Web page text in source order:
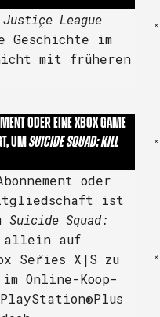
League
im
mit früheren
ODER EINE XBOX GAME
UMSUICIDE SQUAD: KILL
oder
ist
Suicide Squad:
allein auf
Series X|S zu
Online-Koop-